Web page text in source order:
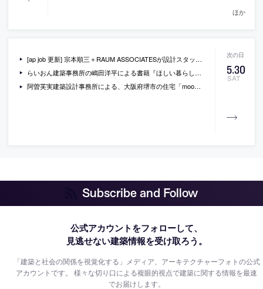
ほか
5.30
SAT
[ap job 更新] 宗本順三＋RAUM ASSOCIATESが設計スタッフ・オープンデスクを募集中
らいおん建築事務所の嶋田洋平による書籍『ほしい暮らしは自分でつくる ぼくらのリノベーションまちづくり』
阿曽芙実建築設計事務所による、大阪府堺市の住宅「moon」
Subscribe and Follow
公式アカウントをフォローして、
見逃せない建築情報を受け取ろう。
「建築と社会の関係を視覚化する」メディア、アーキテクチャーフォトの公式
アカウントです。様々な切り口による複眼的視点で建築に関する情報を最速
でお届けします。